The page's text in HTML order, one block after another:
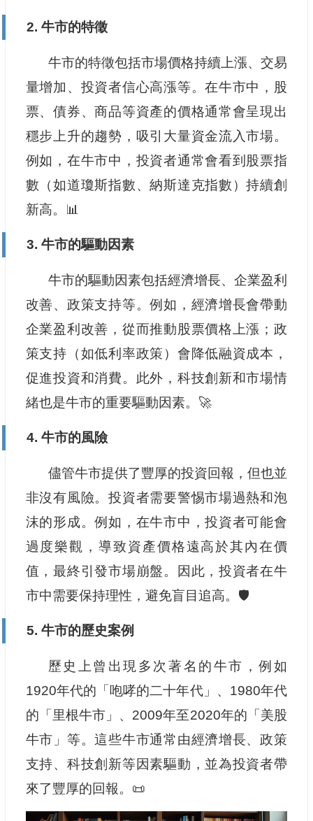
2. 牛市的特徵
牛市的特徵包括市場價格持續上漲、交易
量增加、投資者信心高漲等。在牛市中，股
票、債券、商品等資產的價格通常會呈現出
穩步上升的趨勢，吸引大量資金流入市場。
例如，在牛市中，投資者通常會看到股票指
數（如道瓊斯指數、納斯達克指數）持續創
新高。📊
3. 牛市的驅動因素
牛市的驅動因素包括經濟增長、企業盈利
改善、政策支持等。例如，經濟增長會帶動
企業盈利改善，從而推動股票價格上漲；政
策支持（如低利率政策）會降低融資成本，
促進投資和消費。此外，科技創新和市場情
緒也是牛市的重要驅動因素。🚀
4. 牛市的風險
儘管牛市提供了豐厚的投資回報，但也並
非沒有風險。投資者需要警惕市場過熱和泡
沫的形成。例如，在牛市中，投資者可能會
過度樂觀，導致資產價格遠高於其內在價
值，最終引發市場崩盤。因此，投資者在牛
市中需要保持理性，避免盲目追高。🛡️
5. 牛市的歷史案例
歷史上曾出現多次著名的牛市，例如
1920年代的「咆哮的二十年代」、1980年代
的「里根牛市」、2009年至2020年的「美股
牛市」等。這些牛市通常由經濟增長、政策
支持、科技創新等因素驅動，並為投資者帶
來了豐厚的回報。📜